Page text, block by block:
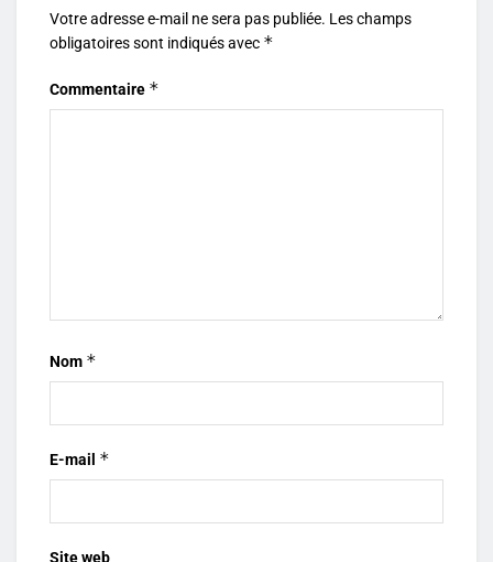
Votre adresse e-mail ne sera pas publiée. Les champs
obligatoires sont indiqués avec *
Commentaire *
Nom *
E-mail *
Site web